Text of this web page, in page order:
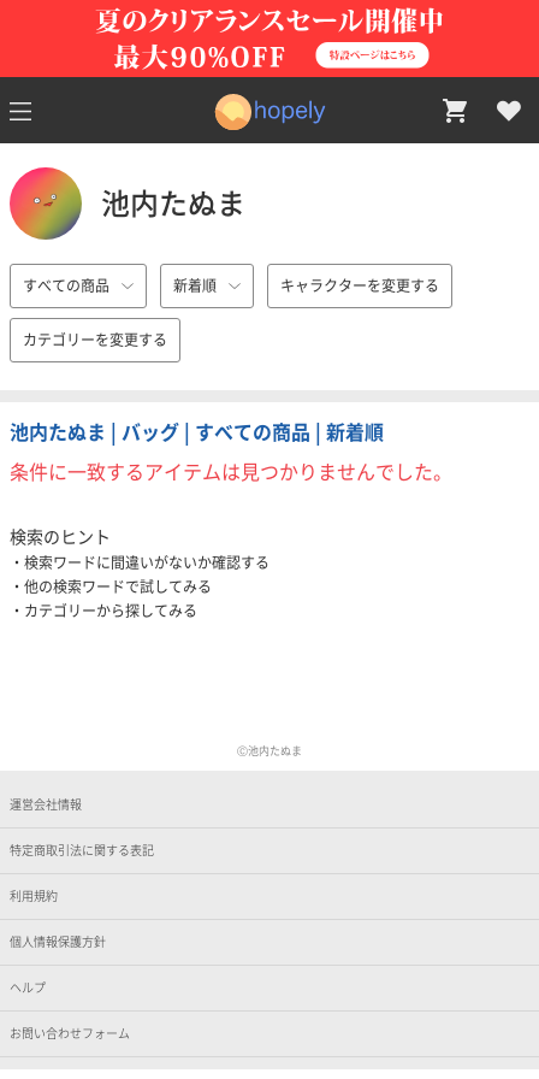
池内たぬま
すべての商品 新着順 キャラクターを変更する
カテゴリーを変更する
池内たぬま | バッグ | すべての商品 | 新着順
条件に一致するアイテムは見つかりませんでした。
検索のヒント
検索ワードに間違いがないか確認する
他の検索ワードで試してみる
カテゴリーから探してみる
Ⓒ池内たぬま
運営会社情報
特定商取引法に関する表記
利用規約
個人情報保護方針
ヘルプ
お問い合わせフォーム